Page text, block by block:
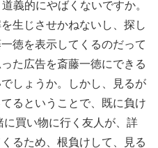
義的にやばくないですか。
生じさせかねないし、探し
徳を表示してくるのだって
た広告を斎藤一徳にできる
しょうか。しかし、見るが
るということで、既に負け
買い物に行く友人が、詳
るため、根負けして、見る